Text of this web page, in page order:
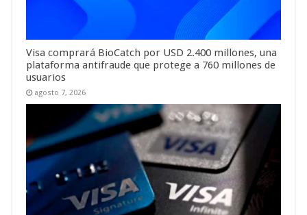
Visa comprará BioCatch por USD 2.400 millones, una
plataforma antifraude que protege a 760 millones de
usuarios
agosto 7, 2026